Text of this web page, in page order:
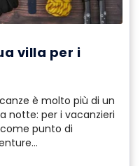
villa per i
è molto più di un
notte: per i vacanzieri
punto di